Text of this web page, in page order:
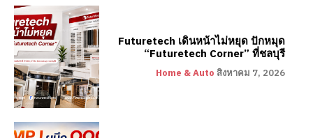
Futuretech เดินหน้าไม่หยุด ปักหมุด
“Futuretech Corner” ที่ชลบุรี
Home & Auto สิงหาคม 7, 2026